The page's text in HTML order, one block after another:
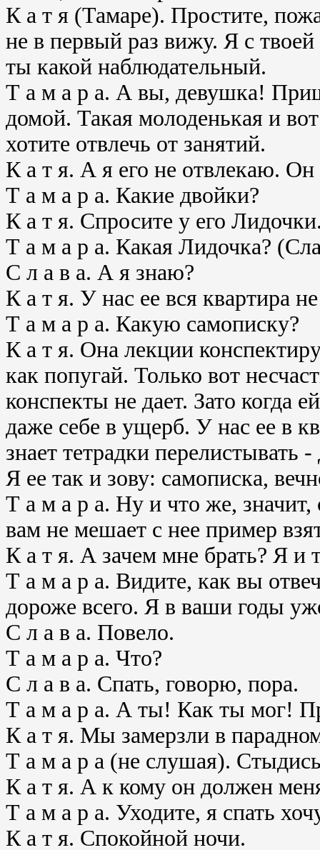
К а т я (Тамаре). Простите,
не в первый раз вижу. Я с
ты какой наблюдательный.
Т а м а р а. А вы, девушка!
домой. Такая молоденькая и
хотите отвлечь от занятий.
К а т я. А я его не отвлекаю. Он
Т а м а р а. Какие двойки?
К а т я. Спросите у его
Т а м а р а. Какая Лидочка?
С л а в а. А я знаю?
К а т я. У нас ее вся квартира
Т а м а р а. Какую самописку?
К а т я. Она лекции
как попугай. Только вот
конспекты не дает. Зато когда
даже себе в ущерб. У нас ее в
знает тетрадки перелистывать
Я ее так и зову: самописка,
Т а м а р а. Ну и что же, значит,
вам не мешает с нее пример
К а т я. А зачем мне брать? Я и
Т а м а р а. Видите, как вы
дороже всего. Я в ваши годы
С л а в а. Повело.
Т а м а р а. Что?
С л а в а. Спать, говорю, пора.
Т а м а р а. А ты! Как ты мог!
К а т я. Мы замерзли в
Т а м а р а (не слушая).
К а т я. А к кому он должен
Т а м а р а. Уходите, я спать
К а т я. Спокойной ночи.